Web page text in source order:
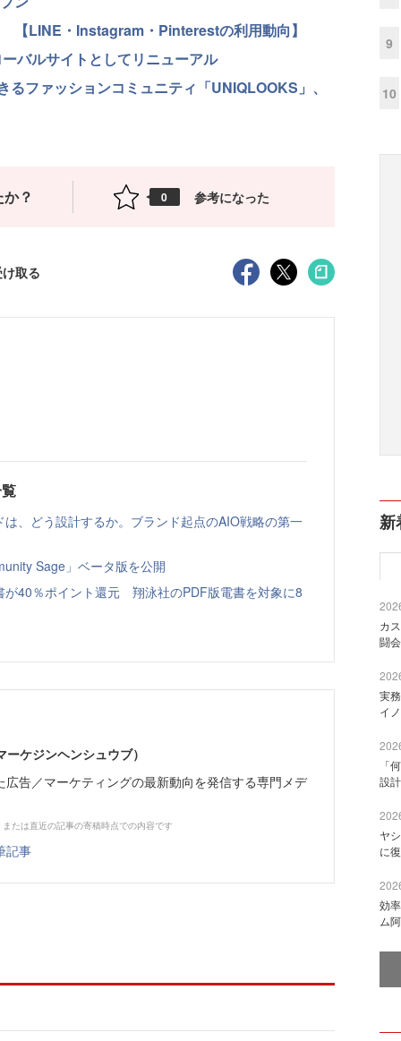
LINE・Instagram・Pinterestの利用動向】
バルサイトとしてリニューアル
ファッションコミュニティ「UNIQLOOKS」、
？ 0 参考になった
取る
、どう設計するか。ブランド起点のAIO戦略の第一
Sage」ベータ版を公開
が40％ポイント還元 翔泳社のPDF版電書を対象に8
ケジンヘンシュウブ）
広告／マーケティングの最新動向を発信する専門メデ
たは直近の記事の寄稿時点での内容です
記事
9
10
新
カ
闘
実
イ
「
設
ヤ
に
効
ム